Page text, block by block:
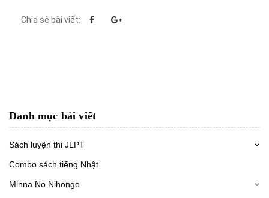
Chia sẻ bài viết:
Danh mục bài viết
Sách luyện thi JLPT
Combo sách tiếng Nhật
Minna No Nihongo